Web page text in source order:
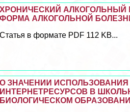
ХРОНИЧЕСКИЙ АЛКОГОЛЬНЫЙ
ФОРМА АЛКОГОЛЬНОЙ
Статья в формате PDF 112 KB...
О ЗНАЧЕНИИ ИСПОЛЬЗОВАНИЯ
ИНТЕРНЕТРЕСУРСОВ В
БИОЛОГИЧЕСКОМ